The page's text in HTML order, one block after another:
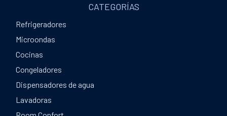
CATEGORÍAS
Refrigeradores
Microondas
Cocinas
Congeladores
Dispensadores de agua
Lavadoras